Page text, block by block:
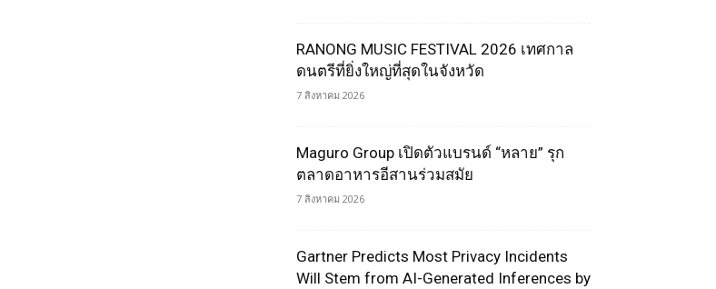
RANONG MUSIC FESTIVAL 2026 เทศกาล
ดนตรีที่ยิ่งใหญ่ที่สุดในจังหวัด
7 สิงหาคม 2026
Maguro Group เปิดตัวแบรนด์ “หลาย” รุก
ตลาดอาหารอีสานร่วมสมัย
7 สิงหาคม 2026
Gartner Predicts Most Privacy Incidents
Will Stem from AI-Generated Inferences by